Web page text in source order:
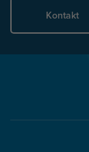
Kontakt